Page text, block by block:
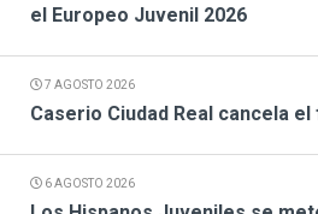
el Europeo Juvenil 2026
7 AGOSTO 2026
Caserio Ciudad Real cancela
6 AGOSTO 2026